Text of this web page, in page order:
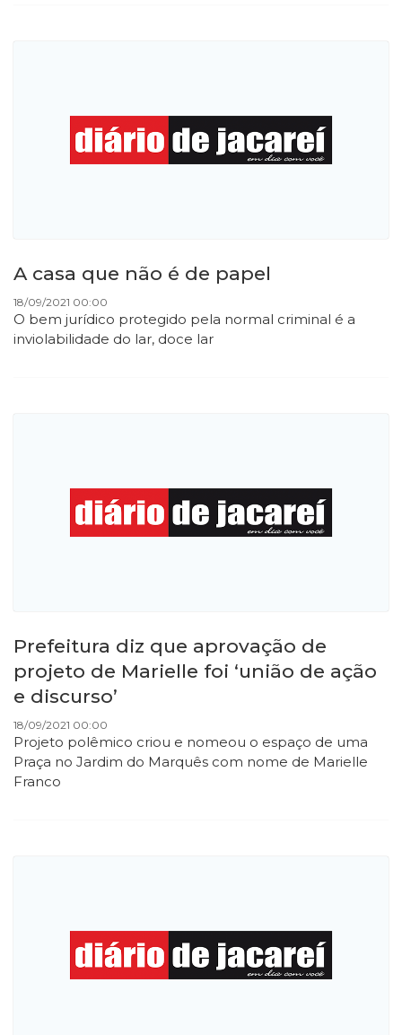
A casa que não é de papel
18/09/2021 00:00
O bem jurídico protegido pela normal criminal é a
inviolabilidade do lar, doce lar
Prefeitura diz que aprovação de
projeto de Marielle foi ‘união de ação
e discurso’
18/09/2021 00:00
Projeto polêmico criou e nomeou o espaço de uma
Praça no Jardim do Marquês com nome de Marielle
Franco